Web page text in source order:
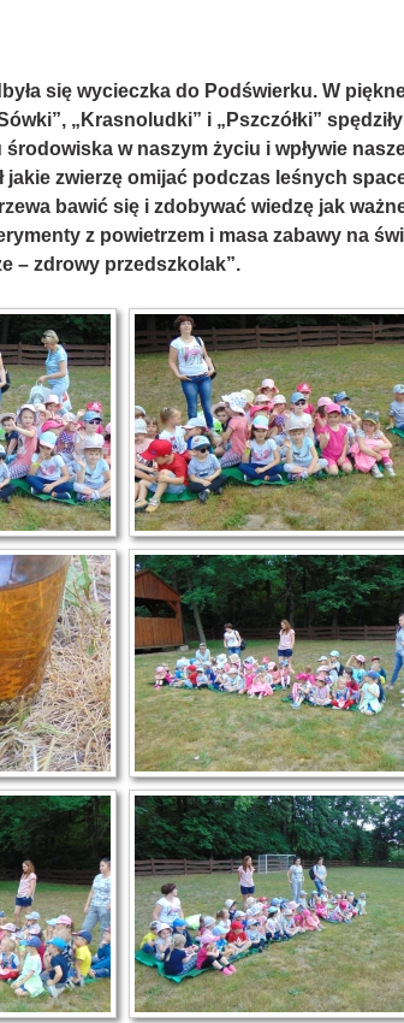
się wycieczka do Podświerku. W
„Krasnoludki” i „Pszczółki”
w naszym życiu i wpływie
jakie zwierzę omijać podczas leśnych
bawić się i zdobywać wiedzę jak
z powietrzem i masa zabawy na
– zdrowy przedszkolak”.